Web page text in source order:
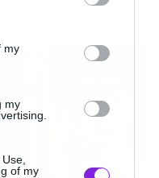
its third-party tags to
in below Google
my
my
of my
συμπεράσματα
σε αυτό υπήρχε
«Πίνω από κει